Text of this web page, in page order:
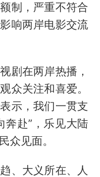
制，严重不符合
响两岸电影交流
剧在两岸热播，
众关注和喜爱。
示，我们一贯支
奔赴”，乐见大陆
众见面。
、大义所在、人